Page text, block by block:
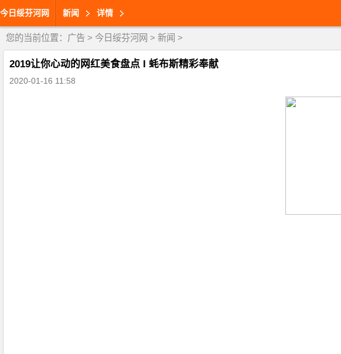
今日绥芬河网 新闻 详情
您的当前位置： 广告 > 今日绥芬河网 > 新闻 >
2019让你心动的网红美食盘点 I 蚝布斯精彩奉献
2020-01-16 11:58